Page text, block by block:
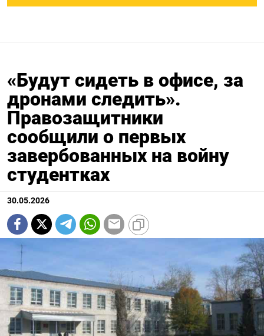
«Будут сидеть в офисе, за
дронами следить».
Правозащитники
сообщили о первых
завербованных на войну
студентках
30.05.2026